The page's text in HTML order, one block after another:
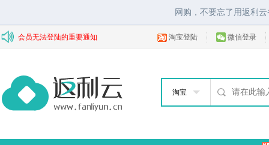
网购，不要忘了用返利
会员无法登陆的重要通知 淘宝登陆 微信登录
淘宝